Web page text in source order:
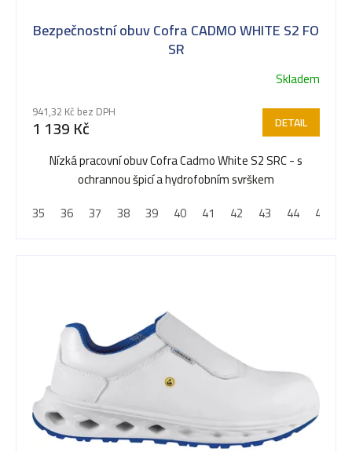
Bezpečnostní obuv Cofra CADMO WHITE S2 FO
SR
Skladem
941,32 Kč bez DPH
1 139 Kč DETAIL
Nízká pracovní obuv Cofra Cadmo White S2 SRC - s
ochrannou špicí a hydrofobním svrškem
35
36 37 38 39 40 41 42 43 44 45